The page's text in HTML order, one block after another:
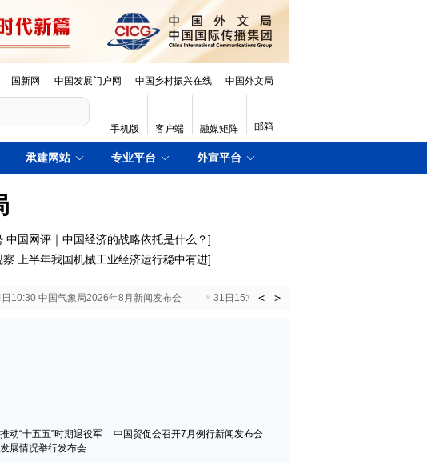
国新网 中国发展门户网 中国乡村振兴在线 中国外文局
手机版 客户端 融媒矩阵 邮箱
承建网站 专业平台 外宣平台
中国网评｜中国经济的战略依托是什么？]
察 上半年我国机械工业经济运行稳中有进]
日10:30 中国气象局2026年8月新闻发布会 31日15:00 国新办就加快推动“十五五”时期退役
< >
动“十五五”时期退役军
展情况举行发布会
中国贸促会召开7月例行新闻发布会